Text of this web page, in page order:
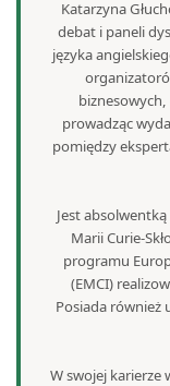
Katarzyna
debat i paneli
języka
prowadząc
pomiędzy
Jest
Marii Curie-
programu
(EMCI)
Posiada również
W swojej karierze